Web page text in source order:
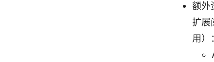
额外
扩展
用）：